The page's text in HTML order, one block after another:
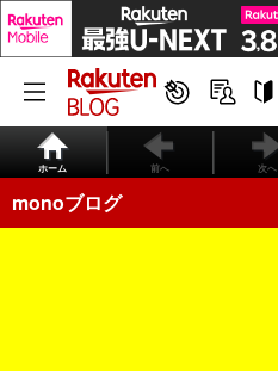
ホーム 前へ 次へ
monoブログ